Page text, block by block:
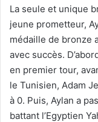
La seule et unique
jeune prometteur,
médaille de bronze
avec succès.
en premier tour,
le Tunisien, Adam
à 0. Puis, Aylan a
battant l’Egyptien